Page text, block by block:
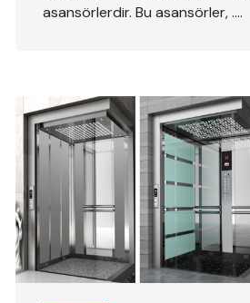
asansörlerdir. Bu asansörler, ….